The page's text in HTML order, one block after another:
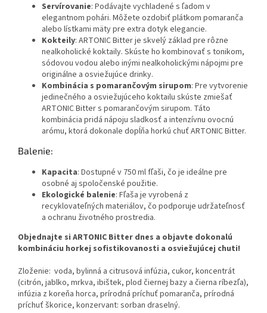
Servírovanie: Podávajte vychladené s ľadom v
elegantnom pohári. Môžete ozdobiť plátkom pomaranča
alebo lístkami mäty pre extra dotyk elegancie.
Kokteily: ARTONIC Bitter je skvelý základ pre rôzne
nealkoholické koktaily. Skúste ho kombinovať s tonikom,
sódovou vodou alebo inými nealkoholickými nápojmi pre
originálne a osviežujúce drinky.
Kombinácia s pomarančovým sirupom: Pre vytvorenie
jedinečného a osviežujúceho koktailu skúste zmiešať
ARTONIC Bitter s pomarančovým sirupom. Táto
kombinácia pridá nápoju sladkosť a intenzívnu ovocnú
arómu, ktorá dokonale dopĺňa horkú chuť ARTONIC Bitter.
Balenie:
Kapacita: Dostupné v 750 ml fľaši, čo je ideálne pre
osobné aj spoločenské použitie.
Ekologické balenie: Fľaša je vyrobená z
recyklovateľných materiálov, čo podporuje udržateľnosť
a ochranu životného prostredia.
Objednajte si ARTONIC Bitter dnes a objavte dokonalú
kombináciu horkej sofistikovanosti a osviežujúcej chuti!
Zloženie: voda, bylinná a citrusová infúzia, cukor, koncentrát
(citrón, jablko, mrkva, ibištek, plod čiernej bazy a čierna ríbezľa),
infúzia z koreňa horca, prírodná príchuť pomaranča, prírodná
príchuť škorice, konzervant: sorban draselný.